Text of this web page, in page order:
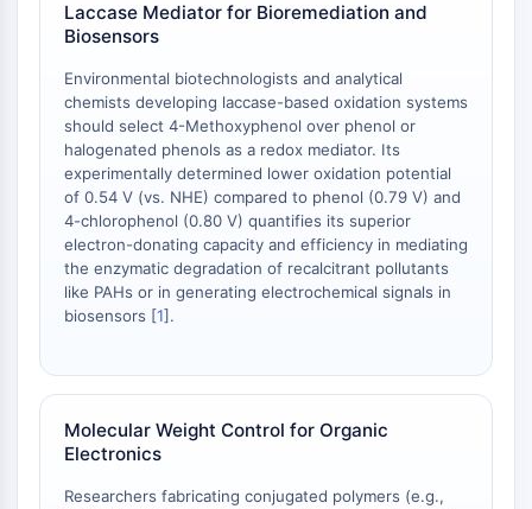
Récepteur de la thrombopoïétine
Cyclophiline
Kinase inductible par le sel
MyD88
Kallicréine
FLAP
Galectine
CMH
Facteur nucléaire des cellules T
activées (NFAT)
FAP
CD73
Arginase
PSMA
Glycoprotéine transmembranaire
Pyroptose
Laccase Mediator for Bioremediation and
Biosensors
Environmental biotechnologists and analytical
chemists developing laccase-based oxidation systems
should select 4-Methoxyphenol over phenol or
halogenated phenols as a redox mediator. Its
experimentally determined lower oxidation potential
of 0.54 V (vs. NHE) compared to phenol (0.79 V) and
4-chlorophenol (0.80 V) quantifies its superior
electron-donating capacity and efficiency in mediating
the enzymatic degradation of recalcitrant pollutants
like PAHs or in generating electrochemical signals in
biosensors [1].
Molecular Weight Control for Organic
Electronics
Researchers fabricating conjugated polymers (e.g.,